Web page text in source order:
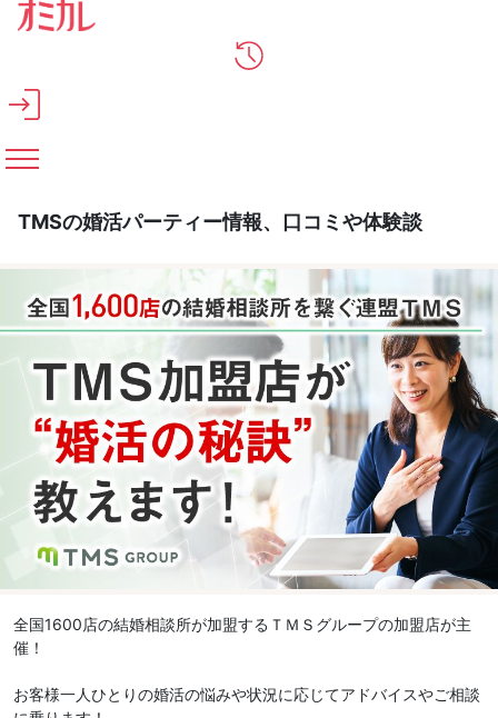
メインコンテンツへスキップ
TMSの婚活パーティー情報、口コミや体験談
全国1600店の結婚相談所が加盟するＴＭＳグループの加盟店が主
催！
お客様一人ひとりの婚活の悩みや状況に応じてアドバイスやご相談